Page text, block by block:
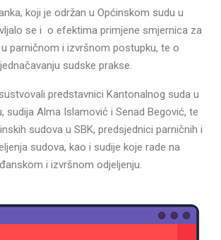
koji je održan u Općinskom sudu u
se i o efektima primjene smjernica za
parničnom i izvršnom postupku, te o
sudske prakse.
predstavnici Kantonalnog suda u
sudija Alma Islamović i Senad Begović, te
sudova u SBK, predsjednici parničnih i
sudova, kao i sudije koje rade na
i izvršnom odjeljenju.